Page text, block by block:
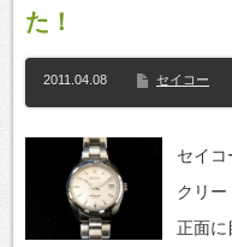
た！
2011.04.08 セイコー
セイコ
クリー
正面に